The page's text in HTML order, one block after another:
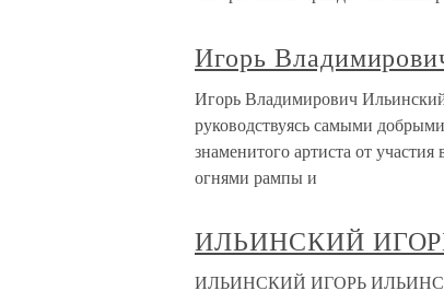
Игорь
Игорь Владимирович Ильинский
руководствуясь самыми
знаменитого артиста от
огнями рампы и
ИЛЬИНСКИЙ
ИЛЬИНСКИЙ ИГОРЬ